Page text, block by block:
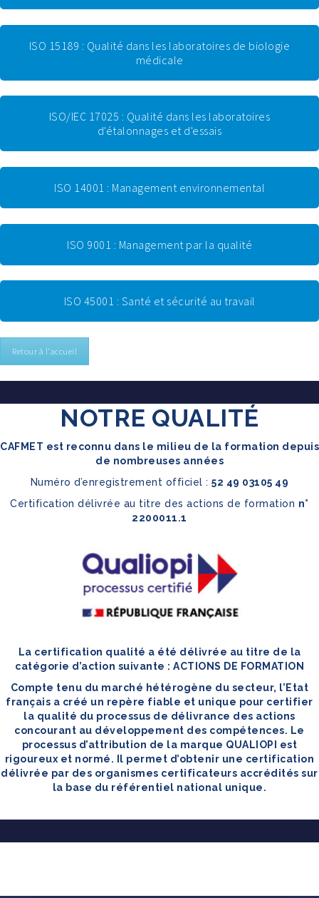
ISO 15189 : Qualité dans les laboratoires de biologie
médicale
ISO/IEC 17025 : Qualité dans les laboratoires
d'étalonnages et d'essais
ISO 14001 : Management environnemental
ISO 9001 : Management par la qualité
ISO 45001 : Santé et sécurité au travail
Retour à l'accueil
NOTRE QUALITÉ
CAFMET est reconnu dans le milieu de la formation depuis
de nombreuses années
Numéro d’enregistrement officiel :52 49 03105 49
Certification délivrée au titre des actions de formation n°
2200011.1
La certification qualité a été délivrée au titre de la
catégorie d’action suivante : ACTIONS DE FORMATION
Compte tenu du marché hétérogène du secteur, l’Etat
français a créé un repère fiable et unique pour certifier
la qualité du processus de délivrance des actions
concourant au développement des compétences. Le
processus d’attribution de la marque QUALIOPI est
rigoureux et normé. Il permet d’obtenir une certification
délivrée par des organismes certificateurs accrédités sur
la base du référentiel national unique.